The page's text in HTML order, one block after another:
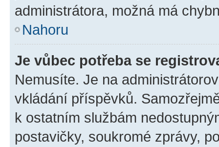
administrátora, možná má
Nahoru
Je vůbec potřeba se
Nemusíte. Je na
vkládání příspěvků.
k ostatním službám
postavičky, soukromé zprávy,